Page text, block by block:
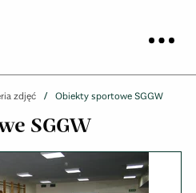
zdjęć Obiekty sportowe SGGW
SGGW